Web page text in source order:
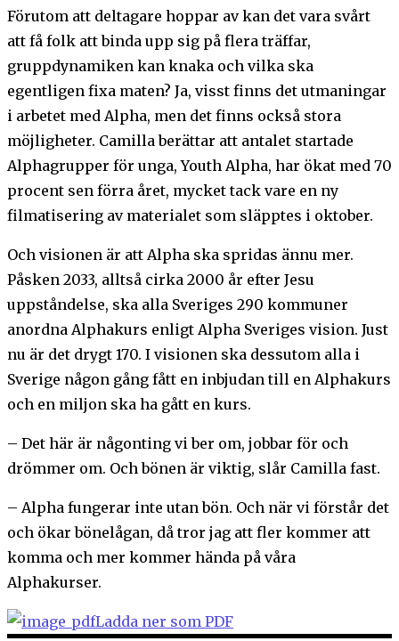
Förutom att deltagare hoppar av kan det vara svårt
att få folk att binda upp sig på flera träffar,
gruppdynamiken kan knaka och vilka ska
egentligen fixa maten? Ja, visst finns det utmaningar
i arbetet med Alpha, men det finns också stora
möjligheter. Camilla berättar att antalet startade
Alphagrupper för unga, Youth Alpha, har ökat med 70
procent sen förra året, mycket tack vare en ny
filmatisering av materialet som släpptes i oktober.
Och visionen är att Alpha ska spridas ännu mer.
Påsken 2033, alltså cirka 2000 år efter Jesu
uppståndelse, ska alla Sveriges 290 kommuner
anordna Alphakurs enligt Alpha Sveriges vision. Just
nu är det drygt 170. I visionen ska dessutom alla i
Sverige någon gång fått en inbjudan till en Alphakurs
och en miljon ska ha gått en kurs.
– Det här är någonting vi ber om, jobbar för och
drömmer om. Och bönen är viktig, slår Camilla fast.
– Alpha fungerar inte utan bön. Och när vi förstår det
och ökar bönelågan, då tror jag att fler kommer att
komma och mer kommer hända på våra
Alphakurser.
Ladda ner som PDF